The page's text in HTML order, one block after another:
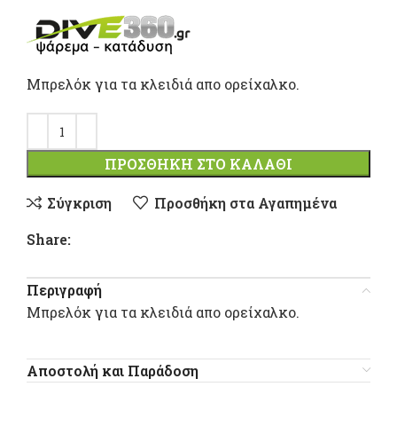
Μπρελόκ για τα κλειδιά απο ορείχαλκο.
ΠΡΟΣΘΉΚΗ ΣΤΟ ΚΑΛΆΘΙ
Σύγκριση
Προσθήκη στα Αγαπημένα
Share:
Περιγραφή
Μπρελόκ για τα κλειδιά απο ορείχαλκο.
Αποστολή και Παράδοση